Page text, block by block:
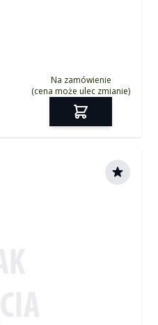
Na zamówienie
(cena może ulec zmianie)